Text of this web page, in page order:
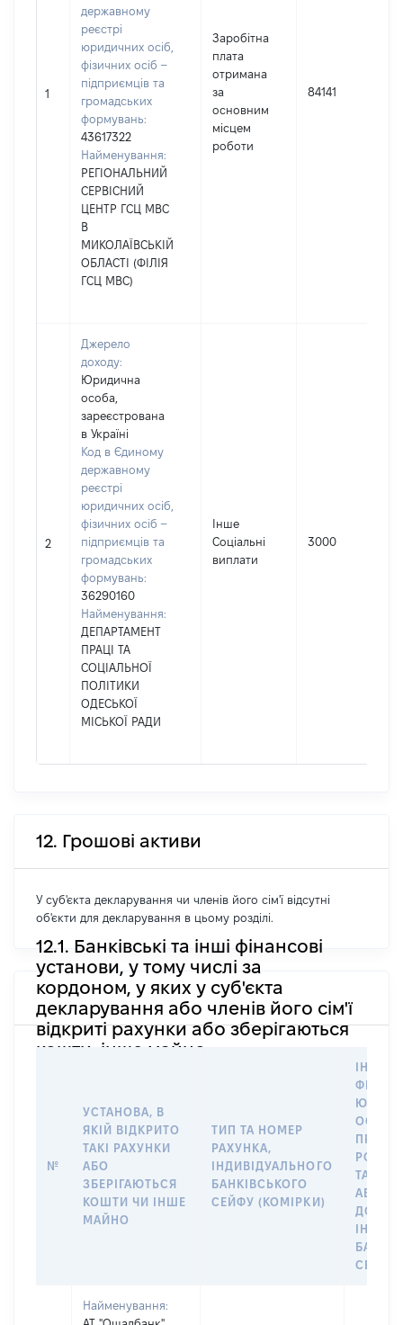
1
державному
реєстрі
юридичних осіб,
фізичних осіб –
підприємців та
громадських
формувань:
43617322
Найменування:
РЕГІОНАЛЬНИЙ
СЕРВІСНИЙ
ЦЕНТР ГСЦ МВС
В
МИКОЛАЇВСЬКІЙ
ОБЛАСТІ (ФІЛІЯ
ГСЦ МВС)
Заробітна
плата
отримана
за
основним
місцем
роботи
84141
2
Джерело
доходу:
Юридична
особа,
зареєстрована
в Україні
Код в Єдиному
державному
реєстрі
юридичних осіб,
фізичних осіб –
підприємців та
громадських
формувань:
36290160
Найменування:
ДЕПАРТАМЕНТ
ПРАЦІ ТА
СОЦІАЛЬНОЇ
ПОЛІТИКИ
ОДЕСЬКОЇ
МІСЬКОЇ РАДИ
Інше
Соціальні
виплати
3000
12. Грошові активи
У суб'єкта декларування чи членів його сім'ї відсутні
об'єкти для декларування в цьому розділі.
12.1. Банківські та інші фінансові
установи, у тому числі за
кордоном, у яких у суб'єкта
декларування або членів його сім'ї
відкриті рахунки або зберігаються
кошти, інше майно
№
УСТАНОВА, В
ЯКІЙ ВІДКРИТО
ТАКІ РАХУНКИ
АБО
ЗБЕРІГАЮТЬСЯ
КОШТИ ЧИ ІНШЕ
МАЙНО
ТИП ТА НОМЕР
РАХУНКА,
ІНДИВІДУАЛЬНОГО
БАНКІВСЬКОГО
СЕЙФУ (КОМІРКИ)
ПРАВО
ТАКИМ
АБО
ДО
СЕЙФУ
Найменування: